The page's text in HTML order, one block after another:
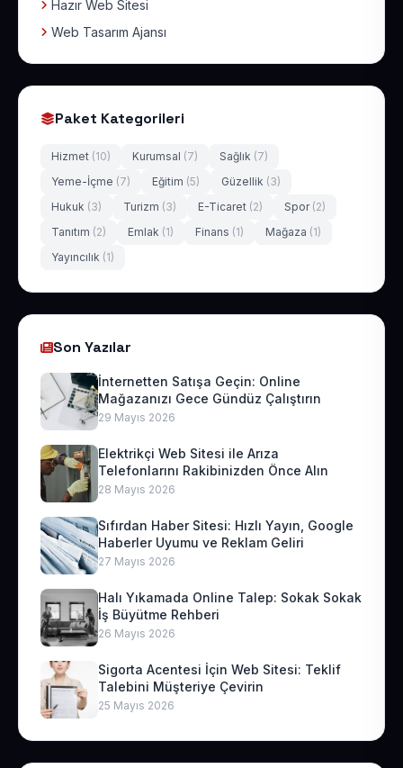
Hazır Web Sitesi
Web Tasarım Ajansı
Paket Kategorileri
Hizmet (10) Kurumsal (7) Sağlık (7)
Yeme-İçme (7) Eğitim (5) Güzellik (3)
Hukuk (3) Turizm (3) E-Ticaret (2) Spor (2)
Tanıtım (2) Emlak (1) Finans (1) Mağaza (1)
Yayıncılık (1)
Son Yazılar
İnternetten Satışa Geçin: Online
Mağazanızı Gece Gündüz Çalıştırın
29 Mayıs 2026
Elektrikçi Web Sitesi ile Arıza
Telefonlarını Rakibinizden Önce Alın
28 Mayıs 2026
Sıfırdan Haber Sitesi: Hızlı Yayın, Google
Haberler Uyumu ve Reklam Geliri
27 Mayıs 2026
Halı Yıkamada Online Talep: Sokak Sokak
İş Büyütme Rehberi
26 Mayıs 2026
Sigorta Acentesi İçin Web Sitesi: Teklif
Talebini Müşteriye Çevirin
25 Mayıs 2026